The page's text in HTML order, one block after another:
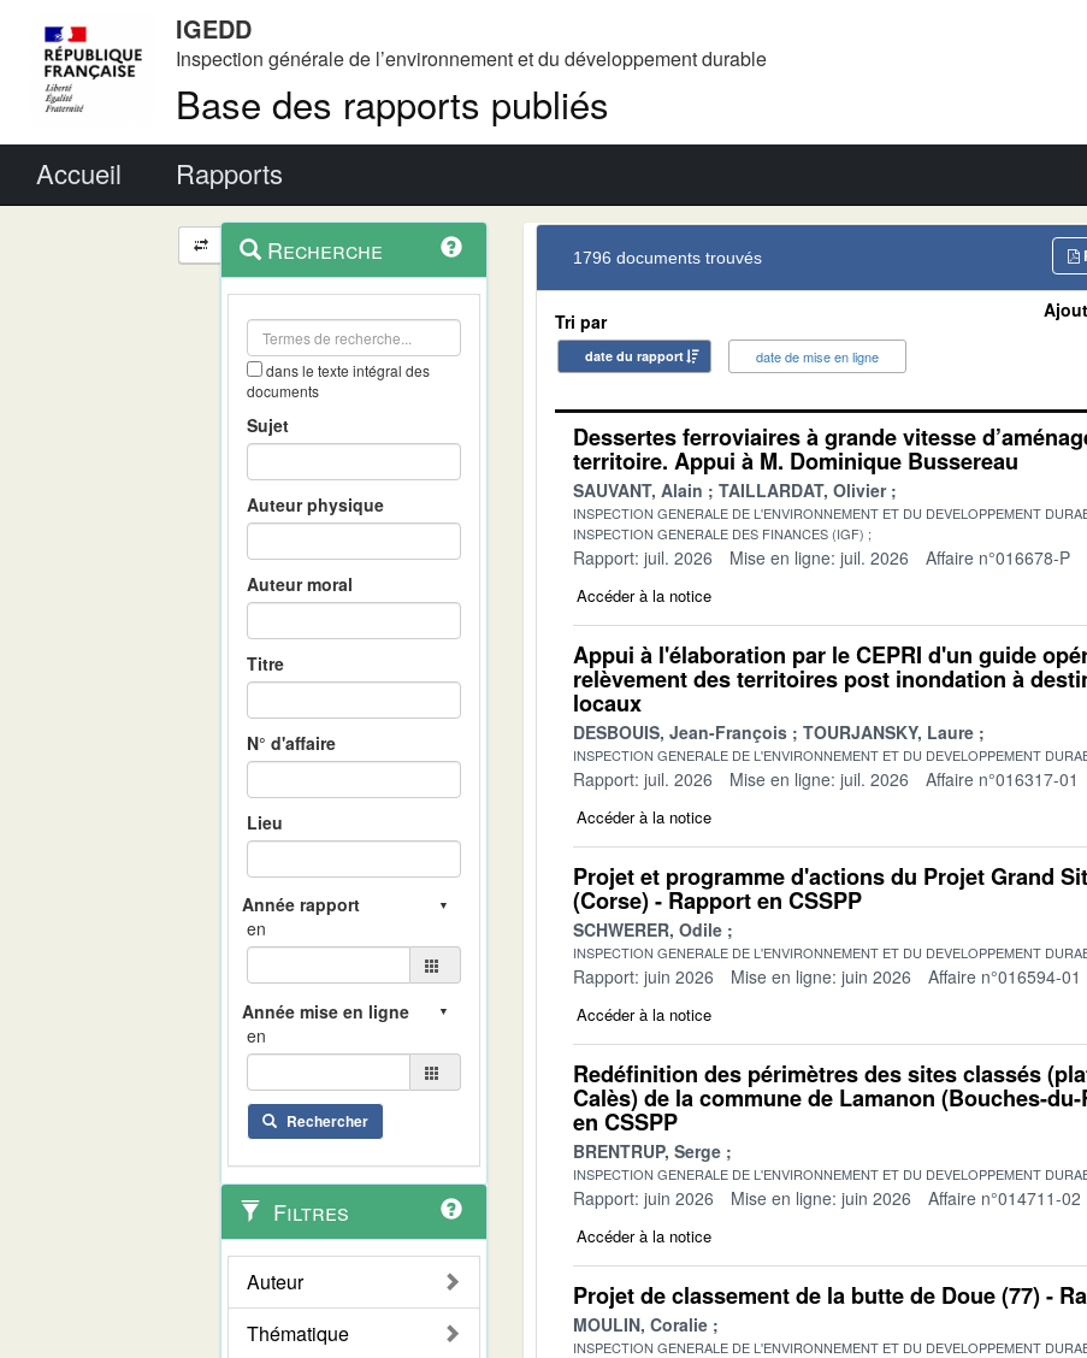
IGEDD
Inspection générale de l’environnement et du développement durable
Base des rapports publiés
Accueil Rapports
Navigation
et
outils
contextuel
Recherche
dans le texte intégral des
documents
Sujet
Auteur physique
Auteur moral
Titre
N° d'affaire
Lieu
en
en
Rechercher
Filtres
Auteur
Thématique
1796 documents trouvés
Tri par
date du rapport date de mise en ligne
Dessertes ferroviaires à grande vitesse
territoire. Appui à M. Dominique Bussereau
SAUVANT, Alain TAILLARDAT, Olivier
INSPECTION GENERALE DE L'ENVIRONNEMENT ET DU DEVELOPPEMENT
INSPECTION GENERALE DES FINANCES (IGF)
Rapport: juil. 2026 Mise en ligne: juil. 2026 Affaire n°016678-P
Accéder à la notice
Appui à l'élaboration par le CEPRI d'un guide
relèvement des territoires post inondation à
locaux
DESBOUIS, Jean-François TOURJANSKY, Laure
INSPECTION GENERALE DE L'ENVIRONNEMENT ET DU DEVELOPPEMENT
Rapport: juil. 2026 Mise en ligne: juil. 2026 Affaire n°016317-01
Accéder à la notice
Projet et programme d'actions du Projet Grand
(Corse) - Rapport en CSSPP
SCHWERER, Odile
INSPECTION GENERALE DE L'ENVIRONNEMENT ET DU DEVELOPPEMENT
Rapport: juin 2026 Mise en ligne: juin 2026 Affaire n°016594-01
Accéder à la notice
Redéfinition des périmètres des sites classés
Calès) de la commune de Lamanon (Bouches-
en CSSPP
BRENTRUP, Serge
INSPECTION GENERALE DE L'ENVIRONNEMENT ET DU DEVELOPPEMENT
Rapport: juin 2026 Mise en ligne: juin 2026 Affaire n°014711-02
Accéder à la notice
Projet de classement de la butte de Doue (77) -
MOULIN, Coralie
INSPECTION GENERALE DE L'ENVIRONNEMENT ET DU DEVELOPPEMENT